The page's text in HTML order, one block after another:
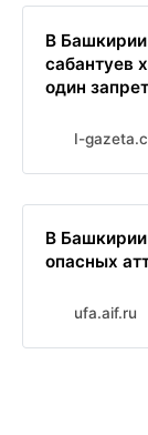
В
сабантуев
один запрет
I-
В
опасных
ufa.aif.ru